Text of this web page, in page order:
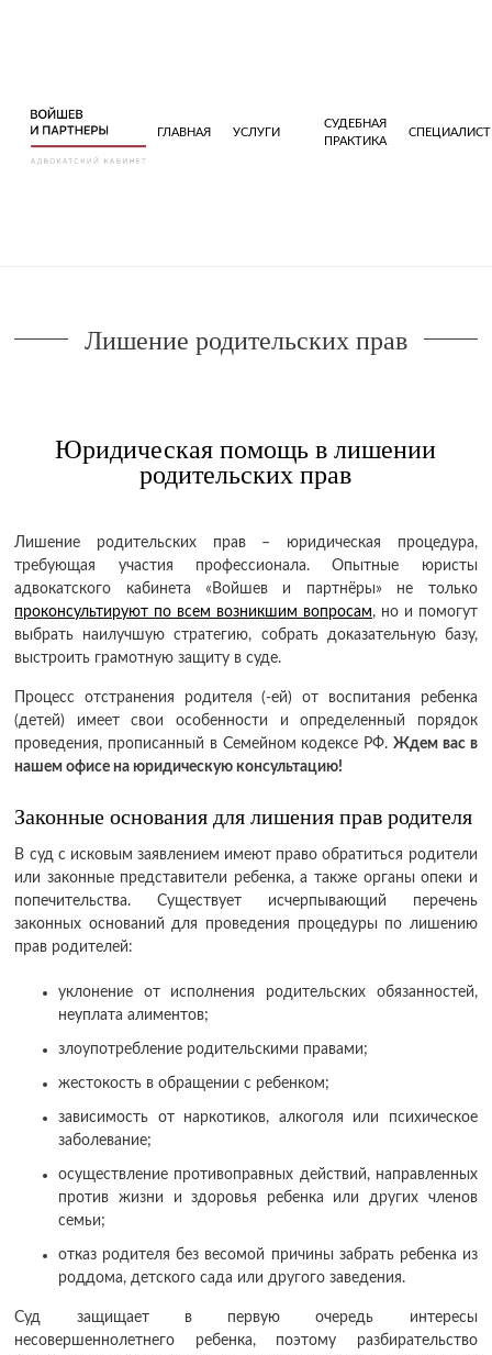
ГЛАВНАЯ УСЛУГИ
СУДЕБНАЯ
ПРАКТИКА
Лишение родительских прав
Юридическая помощь в лишении
родительских прав
Лишение родительских прав – юридическая процедура,
требующая участия профессионала. Опытные юристы
адвокатского кабинета «Войшев и партнёры» не только
проконсультируют по всем возникшим вопросам, но и помогут
выбрать наилучшую стратегию, собрать доказательную базу,
выстроить грамотную защиту в суде.
Процесс отстранения родителя (-ей) от воспитания ребенка
(детей) имеет свои особенности и определенный порядок
проведения, прописанный в Семейном кодексе РФ.Ждем вас в
нашем офисе на юридическую консультацию!
Законные основания для лишения прав родителя
В суд с исковым заявлением имеют право обратиться родители
или законные представители ребенка, а также органы опеки и
попечительства. Существует исчерпывающий перечень
законных оснований для проведения процедуры по лишению
прав родителей:
уклонение от исполнения родительских обязанностей,
неуплата алиментов;
злоупотребление родительскими правами;
жестокость в обращении с ребенком;
зависимость от наркотиков, алкоголя или психическое
заболевание;
осуществление противоправных действий, направленных
против жизни и здоровья ребенка или других членов
семьи;
отказ родителя без весомой причины забрать ребенка из
роддома, детского сада или другого заведения.
Суд защищает в первую очередь интересы
несовершеннолетнего ребенка, поэтому разбирательство